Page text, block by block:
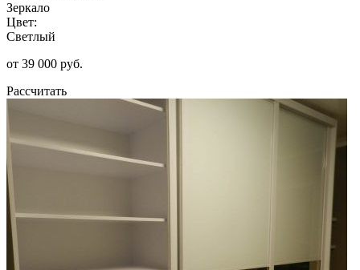
Зеркало
Цвет:
Светлый
от 39 000 руб.
Рассчитать